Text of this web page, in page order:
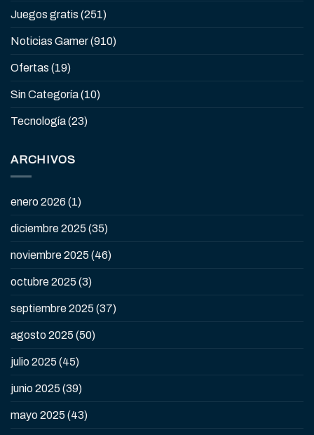
Juegos gratis (251)
Noticias Gamer(910)
Ofertas (19)
Sin Categoría(10)
Tecnología(23)
ARCHIVOS
enero 2026 (1)
diciembre 2025 (35)
noviembre 2025 (46)
octubre 2025 (3)
septiembre 2025 (37)
agosto 2025 (50)
julio 2025 (45)
junio 2025 (39)
mayo 2025 (43)